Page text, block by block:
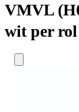
VMVL
wit per rol